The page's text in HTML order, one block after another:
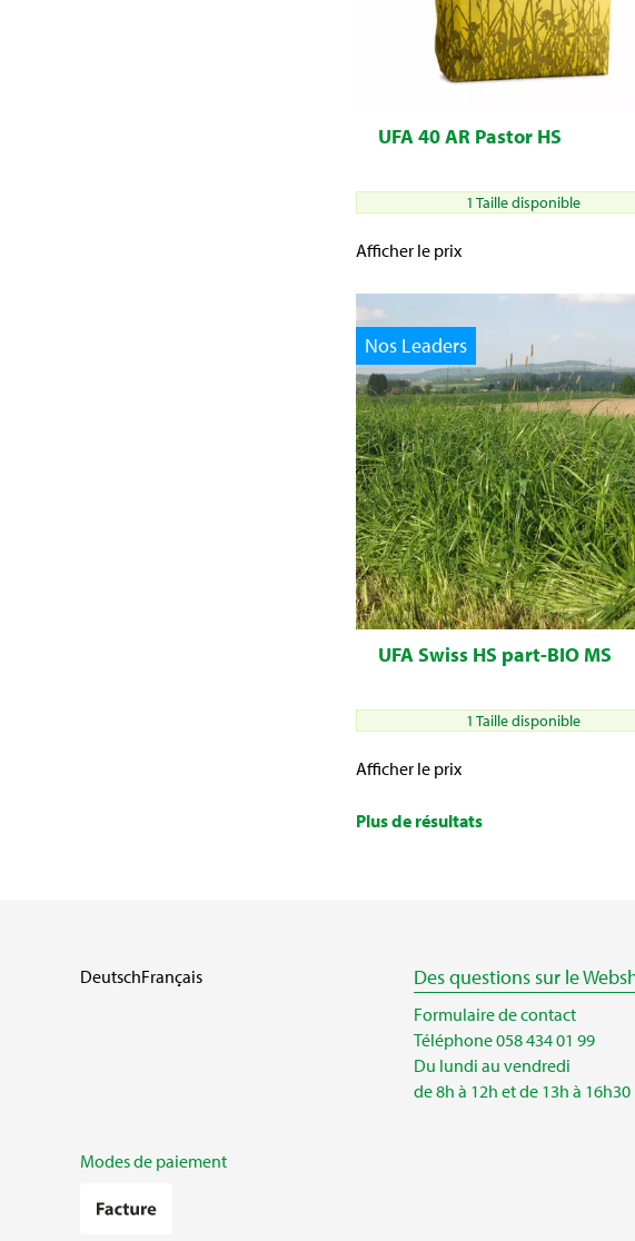
UFA 40 AR Pastor HS
1 Taille disponible
Afficher le prix
Nos Leaders
UFA Swiss HS part-BIO MS
1 Taille disponible
Afficher le prix
Plus de résultats
DeutschFrançais Des questions sur le
Formulaire de contact
Téléphone 058 434 01 99
Du lundi au vendredi
de 8h à 12h et de 13h à 16h30
Modes de paiement